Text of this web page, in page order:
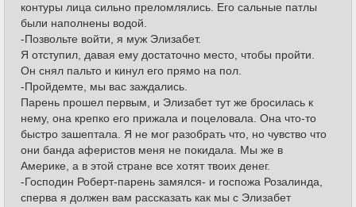
контуры лица сильно преломлялись. Его сальные патлы
были наполнены водой.
-Позвольте войти, я муж Элизабет.
Я отступил, давая ему достаточно место, чтобы пройти.
Он снял пальто и кинул его прямо на пол.
-Пройдемте, мы вас заждались.
Парень прошел первым, и Элизабет тут же бросилась к
нему, она крепко его прижала и поцеловала. Она что-то
быстро зашептала. Я не мог разобрать что, но чувство что
они банда аферистов меня не покидала. Мы же в
Америке, а в этой стране все хотят твоих денег.
-Господин Роберт-парень замялся- и госпожа Розалинда,
сперва я должен вам рассказать как мы с Элизабет